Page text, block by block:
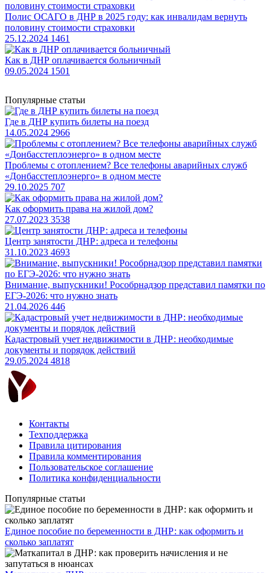
​Полис ОСАГО в ДНР в 2025 году: как инвалидам вернуть
половину стоимости страховки
25.12.2024 1461
Как в ДНР оплачивается больничный
09.05.2024 1501
Популярные статьи
​Где в ДНР купить билеты на поезд
14.05.2024 2966
Проблемы с отоплением? Все телефоны аварийных служб
«Донбасстеплоэнерго» в одном месте
29.10.2025 707
Как оформить права на жилой дом?
27.07.2023 3538
Центр занятости ДНР: адреса и телефоны
31.10.2023 4693
Внимание, выпускники! Рособрнадзор представил памятки по
ЕГЭ-2026: что нужно знать
21.04.2026 446
​Кадастровый учет недвижимости в ДНР: необходимые
документы и порядок действий
29.05.2024 4818
Контакты
Техподдержка
Правила цитирования
Правила комментирования
Пользовательское соглашение
Политика конфиденциальности
Популярные статьи
Единое пособие по беременности в ДНР: как оформить и
сколько заплатят